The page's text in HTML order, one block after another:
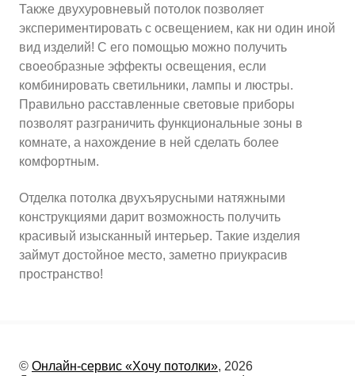
Также двухуровневый потолок позволяет
экспериментировать с освещением, как ни один иной
вид изделий! С его помощью можно получить
своеобразные эффекты освещения, если
комбинировать светильники, лампы и люстры.
Правильно расставленные световые приборы
позволят разграничить функциональные зоны в
комнате, а нахождение в ней сделать более
комфортным.
Отделка потолка двухъярусными натяжными
конструкциями дарит возможность получить
красивый изысканный интерьер. Такие изделия
займут достойное место, заметно приукрасив
пространство!
© Онлайн-сервис «Хочу потолки», 2026